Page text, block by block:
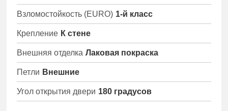
Взломостойкость (EURO) 1-й класс
Крепление К стене
Внешняя отделка Лаковая покраска
Петли Внешние
Угол открытия двери 180 градусов